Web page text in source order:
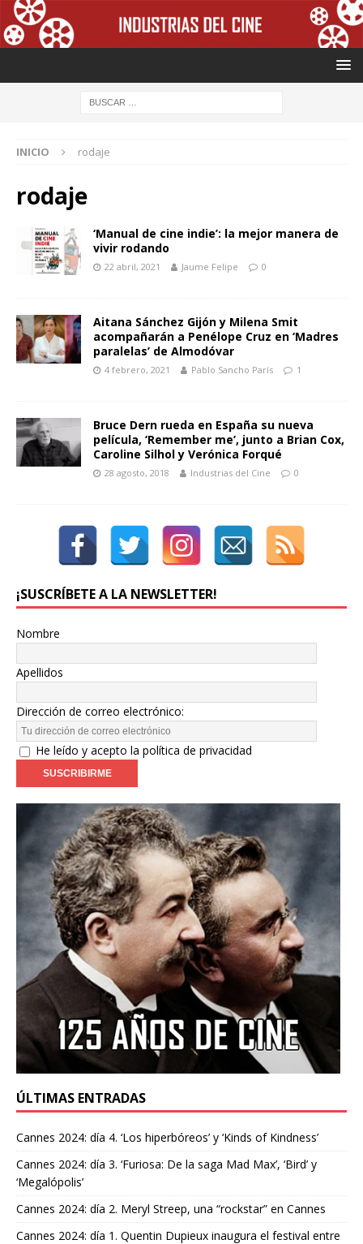
INICIO rodaje
rodaje
‘Manual de cine indie’: la mejor manera de
vivir rodando
22 abril, 2021 Jaume Felipe 0
Aitana Sánchez Gijón y Milena Smit
acompañarán a Penélope Cruz en ‘Madres
paralelas’ de Almodóvar
4 febrero, 2021 Pablo Sancho París 1
Bruce Dern rueda en España su nueva
película, ‘Remember me’, junto a Brian Cox,
Caroline Silhol y Verónica Forqué
28 agosto, 2018 Industrias del Cine 0
¡SUSCRÍBETE A LA NEWSLETTER!
Nombre
Apellidos
Dirección de correo electrónico:
He leído y acepto la política de privacidad
ÚLTIMAS ENTRADAS
Cannes 2024: día 4. ‘Los hiperbóreos’ y ‘Kinds of Kindness’
Cannes 2024: día 3. ‘Furiosa: De la saga Mad Max’, ‘Bird’ y
‘Megalópolis’
Cannes 2024: día 2. Meryl Streep, una “rockstar” en Cannes
Cannes 2024: día 1. Quentin Dupieux inaugura el festival entre